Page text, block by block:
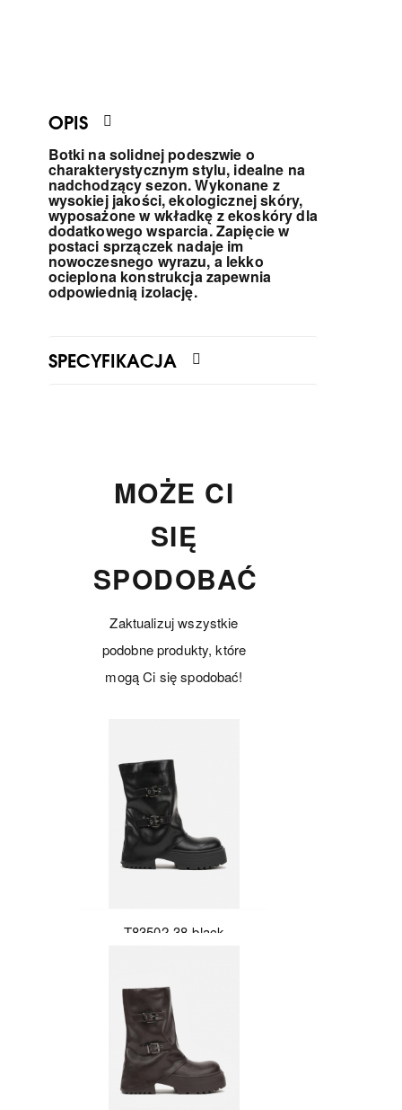
OPIS
Botki na solidnej podeszwie o
charakterystycznym stylu, idealne na
nadchodzący sezon. Wykonane z
wysokiej jakości, ekologicznej skóry,
wyposażone w wkładkę z ekoskóry dla
dodatkowego wsparcia. Zapięcie w
postaci sprzączek nadaje im
nowoczesnego wyrazu, a lekko
ocieplona konstrukcja zapewnia
odpowiednią izolację.
SPECYFIKACJA
MOŻE CI
SIĘ
SPODOBAĆ
Zaktualizuj wszystkie
podobne produkty, które
mogą Ci się spodobać!
T83502-38-black